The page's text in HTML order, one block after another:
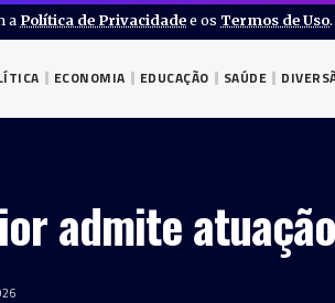
a Política de Privacidadee os Termos de Uso.
ECONOMIA EDUCAÇÃO SAÚDE
admite